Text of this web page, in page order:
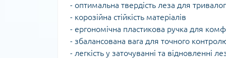
- оптимальна твердість леза для
- корозійна стійкість матеріалів
- ергономічна пластикова ручка для
- збалансована вага для точного
- легкість у заточуванні та відновленні